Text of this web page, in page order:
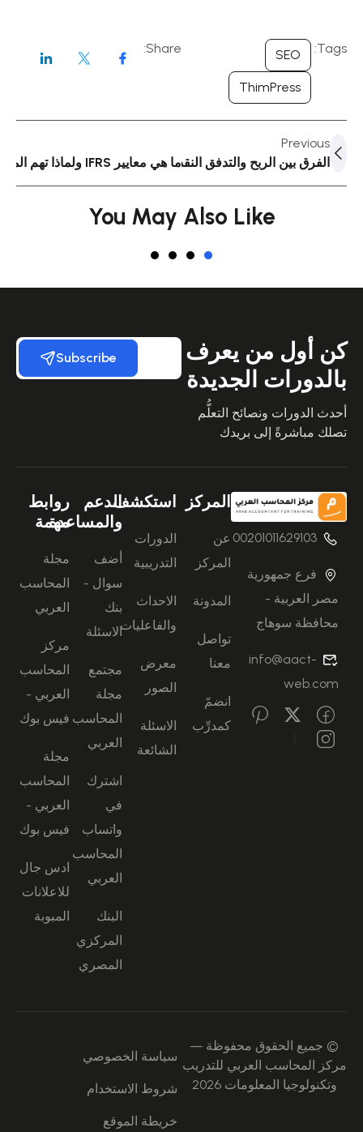
Tags:
SEO
ThimPress
Share:
Previous
الفرق بين الربح والتدفق النقدي ولماذا يهمك
ما هي معايير IFRS ولماذا تهم المحاسب العربي؟
You May Also Like
كن أول من يعرف
بالدورات الجديدة
أحدث الدورات ونصائح التعلُّم
تصلك مباشرةً إلى بريدك
Subscribe
00201011629103
فرع جمهورية
مصر العربية -
محافظة سوهاج
info@aact-
web.com
المركز
عن
المركز
المدونة
تواصل
معنا
انضمّ
كمدرِّب
استكشف
الدورات
التدريبية
الاحداث
والفاعليات
معرض
الصور
الاسئلة
الشائعة
الدعم
والمساعدة
أضف
سوال -
بنك
الاسئلة
مجتمع
مجلة
المحاسب
العربي
اشترك
في
واتساب
المحاسب
العربي
البنك
المركزي
المصري
روابط
مهمة
مجلة
المحاسب
العربي
مركز
المحاسب
العربي -
فيس بوك
مجلة
المحاسب
العربي -
فيس بوك
ادس جال
للاعلانات
المبوبة
© جميع الحقوق محفوظة —
مركز المحاسب العربي للتدريب
وتكنولوجيا المعلومات 2026
سياسة الخصوصي
شروط الاستخدام
خريطة الموقع